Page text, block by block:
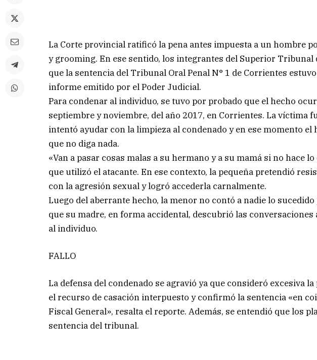
La Corte provincial ratificó la pena antes impuesta a un hombre
y grooming. En ese sentido, los integrantes del Superior
que la sentencia del Tribunal Oral Penal N° 1 de Corrientes
informe emitido por el Poder Judicial.
Para condenar al individuo, se tuvo por probado que el hecho
septiembre y noviembre, del año 2017, en Corrientes. La víctima
intentó ayudar con la limpieza al condenado y en ese momento el
que no diga nada.
«Van a pasar cosas malas a su hermano y a su mamá si no hace
que utilizó el atacante. En ese contexto, la pequeña pretendió
con la agresión sexual y logró accederla carnalmente.
Luego del aberrante hecho, la menor no contó a nadie lo
que su madre, en forma accidental, descubrió las conversaciones
al individuo.
FALLO
La defensa del condenado se agravió ya que consideró excesiva
el recurso de casación interpuesto y confirmó la sentencia «en
Fiscal General», resalta el reporte. Además, se entendió que los
sentencia del tribunal.